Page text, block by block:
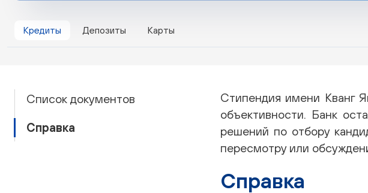
Кредиты Депозиты Карты
Список документов
Справка
Стипендия имени Кванг
объективности. Банк
решений по отбору
пересмотру или
Справка